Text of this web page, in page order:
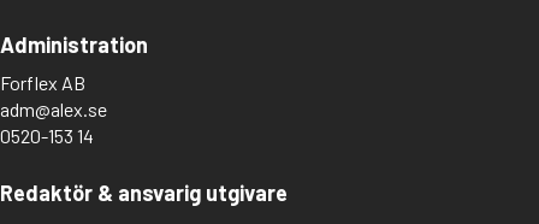
Administration
Forflex AB
adm@alex.se
0520-153 14
Redaktör & ansvarig utgivare